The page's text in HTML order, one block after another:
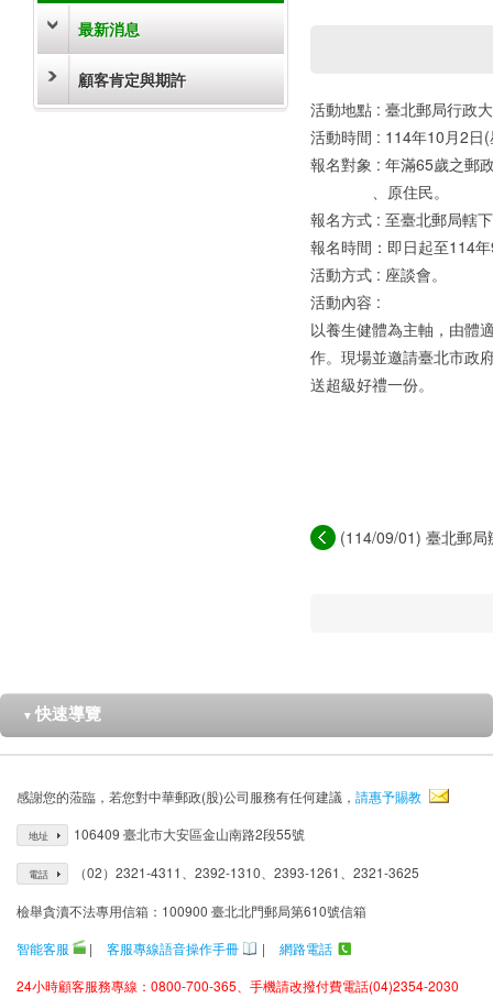
最新消息
顧客肯定與期許
活動地點 : 臺北郵局行政
活動時間 : 114年10月2日
報名對象 : 年滿65歲之郵
、原住民。
報名方式 : 至臺北郵局轄
報名時間：即日起至114
活動方式 : 座談會。
活動內容 :
以養生健體為主軸，由體
作。現場並邀請臺北市政
送超級好禮一份。
(114/09/01) 臺北郵
▼ 快速導覽
感謝您的蒞臨，若您對中華郵政(股)公司服務有任何建議， 請惠予賜教
地址 106409 臺北市大安區金山南路2段55號
電話 （02）2321-4311、2392-1310、2393-1261、2321-3625
檢舉貪瀆不法專用信箱：100900 臺北北門郵局第610號信箱
智能客服
| 客服專線語音操作手冊 |
網路電話
24小時顧客服務專線：0800-700-365、手機請改撥付費電話(04)2354-2030